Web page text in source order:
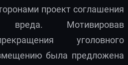
проект соглашения
Мотивировав
уголовного
была предложена